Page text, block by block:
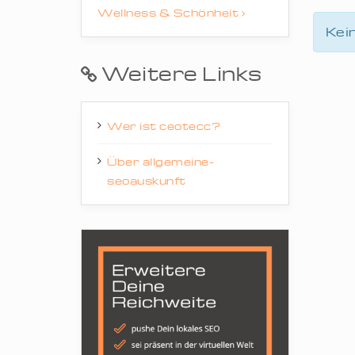
Wellness & Schönheit
Weitere Links
Wer ist ceotecc?
Über allgemeine-
seoauskunft